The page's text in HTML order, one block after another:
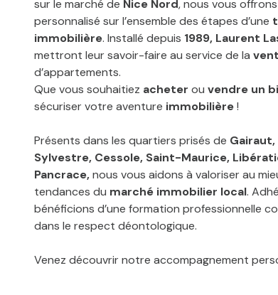
sur le marché de Nice Nord, nous vous
personnalisé sur l’ensemble des étapes d’une
immobilière. Installé depuis 1989, Laurent
mettront leur savoir-faire au service de la
d’appartements.
Que vous souhaitiez acheter ou vendre un
sécuriser votre aventure immobilière!
Présents dans les quartiers prisés de
Sylvestre, Cessole, Saint-Maurice,
Pancrace,nous vous aidons à valoriser au
tendances du marché immobilier local.
bénéficions d’une formation professionnelle
dans le respect déontologique.
Venez découvrir notre accompagnement